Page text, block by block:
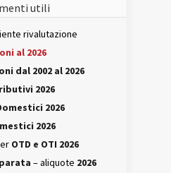
utili
rivalutazione
al 2026
dal 2002 al 2026
2026
2026
2026
OTD e OTI 2026
– aliquote 2026